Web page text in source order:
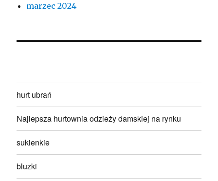
marzec 2024
hurt ubrań
Najlepsza hurtownia odzieży damskiej na rynku
sukienkie
bluzki